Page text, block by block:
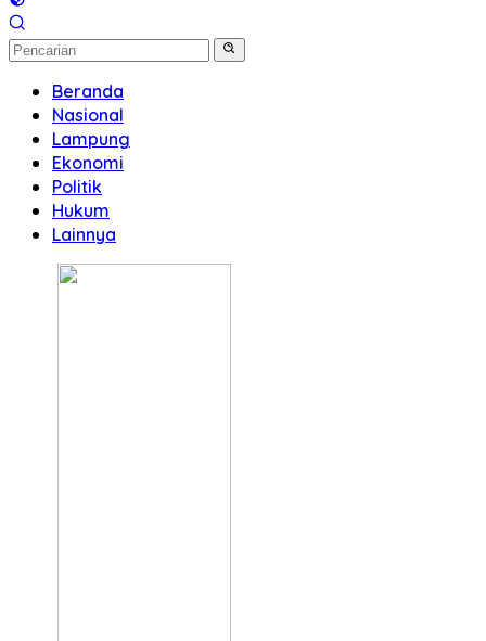
Beranda
Nasional
Lampung
Ekonomi
Politik
Hukum
Lainnya